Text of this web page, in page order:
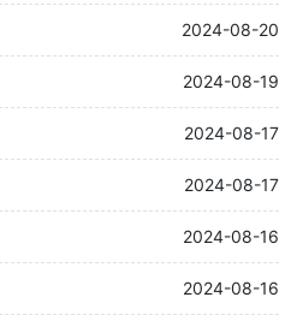
2024-08-20
2024-08-19
2024-08-17
2024-08-17
2024-08-16
2024-08-16